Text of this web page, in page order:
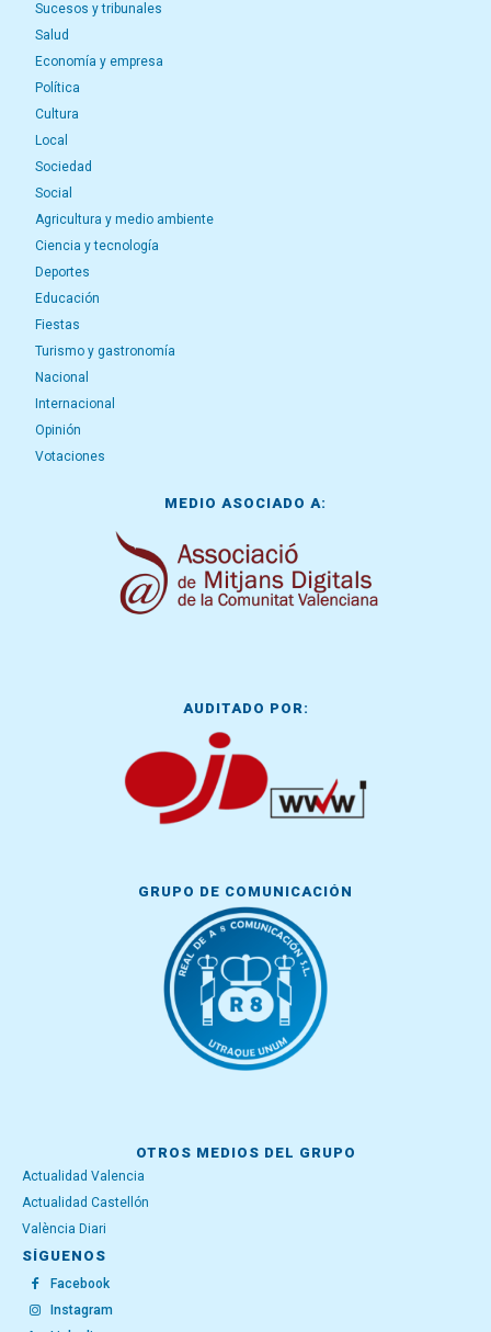
Sucesos y tribunales
Salud
Economía y empresa
Política
Cultura
Local
Sociedad
Social
Agricultura y medio ambiente
Ciencia y tecnología
Deportes
Educación
Fiestas
Turismo y gastronomía
Nacional
Internacional
Opinión
Votaciones
MEDIO ASOCIADO A:
AUDITADO POR:
GRUPO DE COMUNICACIÓN
OTROS MEDIOS DEL GRUPO
Actualidad Valencia
Actualidad Castellón
València Diari
SÍGUENOS
Facebook
Instagram